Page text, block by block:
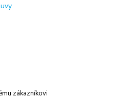
zákazníkovi